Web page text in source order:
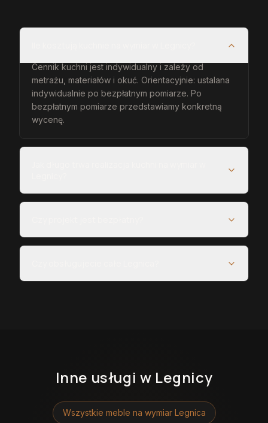
Cennik kuchni jest indywidualny i zależy od
metrażu, materiałów i okuć. Orientacyjnie: ustalana
indywidualnie po bezpłatnym pomiarze. Po
bezpłatnym pomiarze przedstawiamy konkretną
wycenę.
Inne usługi w Legnicy
Wszystkie meble na wymiar Legnica